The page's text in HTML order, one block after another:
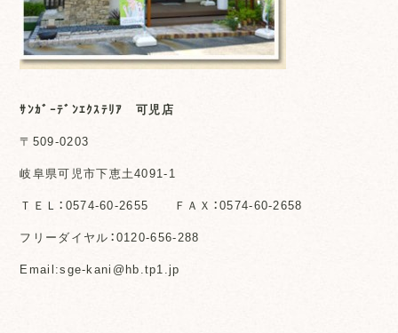
ｻﾝｶﾞｰﾃﾞﾝｴｸｽﾃﾘｱ 可児店
〒509-0203
岐阜県可児市下恵土4091-1
ＴＥＬ：0574-60-2655 ＦＡＸ：0574-60-2658
フリーダイヤル：0120-656-288
Email:sge-kani@hb.tp1.jp